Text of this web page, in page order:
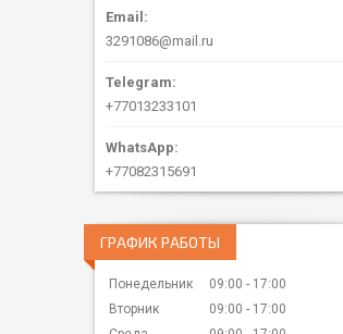
3291086@mail.ru
+77013233101
+77082315691
ГРАФИК РАБОТЫ
Понедельник 09:00
17:00
Вторник
09:00
17:00